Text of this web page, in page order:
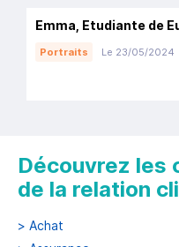
Emma, Etudiante de
Portraits Le 23/05/2024
Découvrez les
de la relation
> Achat